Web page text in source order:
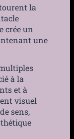
la
crée un
une
à la
et à
visuel
sens,